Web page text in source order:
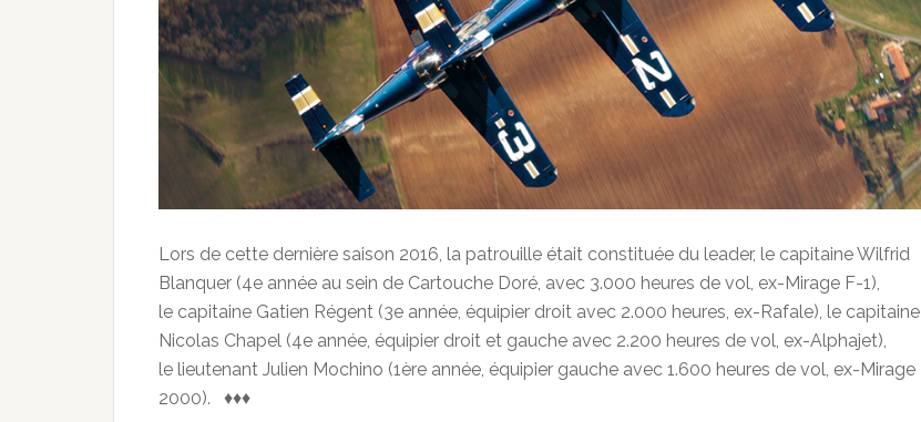
Lors de cette dernière saison 2016, la patrouille était constituée du leader, le capitaine Wilfrid
Blanquer (4e année au sein de Cartouche Doré, avec 3.000 heures de vol, ex-Mirage F-1),
le capitaine Gatien Régent (3e année, équipier droit avec 2.000 heures, ex-Rafale), le capitaine
Nicolas Chapel (4e année, équipier droit et gauche avec 2.200 heures de vol, ex-Alphajet),
le lieutenant Julien Mochino (1ère année, équipier gauche avec 1.600 heures de vol, ex-Mirage
2000). ♦♦♦